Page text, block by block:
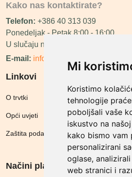
Mi
Koristimo
tehnologije
poboljšali vaše
iskustvo na
kako bismo vam
personalizirani
oglase,
web stranici i
Kako nas kontaktirate?
Telefon: +386 40 313 039
Ponedeljak - Petak 8:00 - 16:00
U slučaju neraspoloživosti ćemo vas
E-mail: info@megashop.hr
Linkovi
O trvtki
Opći uvjeti
Zaštita podataka
Načini plačanja